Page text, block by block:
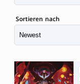
Sortieren nach